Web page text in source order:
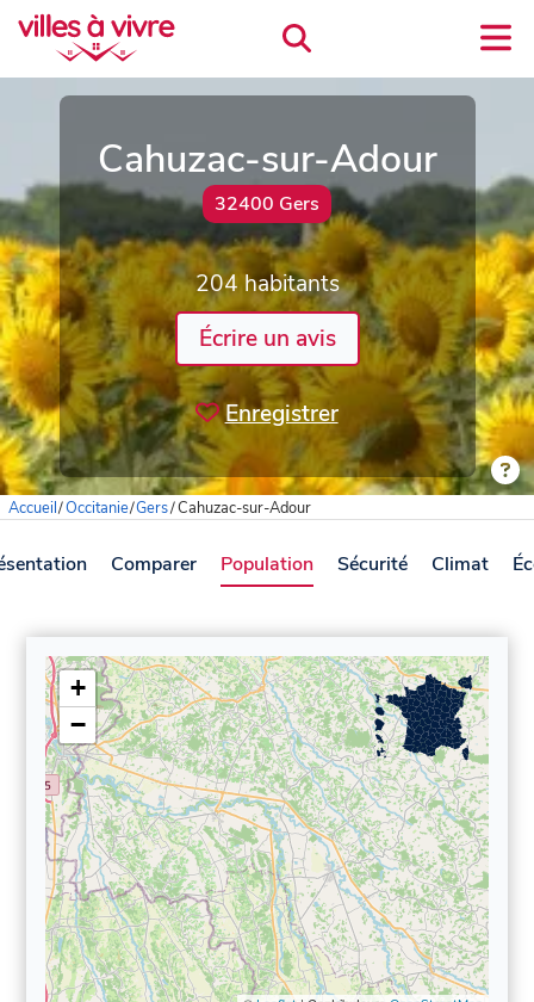
Cahuzac-sur-Adour
32400 Gers
204 habitants
Écrire un avis
Enregistrer
Accueil/Occitanie/Gers/Cahuzac-sur-Adour
Comparer Population Sécurité Climat
+
−